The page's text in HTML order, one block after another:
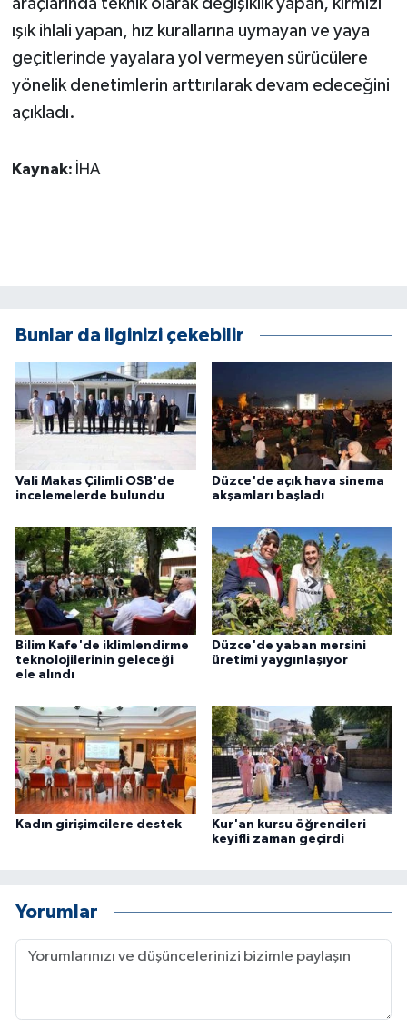
ışık ihlali yapan, hız kurallarına uymayan ve yaya
geçitlerinde yayalara yol vermeyen sürücülere
yönelik denetimlerin arttırılarak devam edeceğini
açıkladı.
Kaynak: İHA
Bunlar da ilginizi çekebilir
Vali Makas Çilimli OSB'de
incelemelerde bulundu
Düzce'de açık hava sinema
akşamları başladı
Bilim Kafe'de iklimlendirme
teknolojilerinin geleceği
ele alındı
Düzce'de yaban mersini
üretimi yaygınlaşıyor
Kadın girişimcilere destek
Kur'an kursu öğrencileri
keyifli zaman geçirdi
Yorumlar
KÜLTÜR SANAT
MAGAZİN
TEKNOLOJİ
Turizm
ÜLKE GÜNDEMİ
YAŞAM
Yerel Haberler